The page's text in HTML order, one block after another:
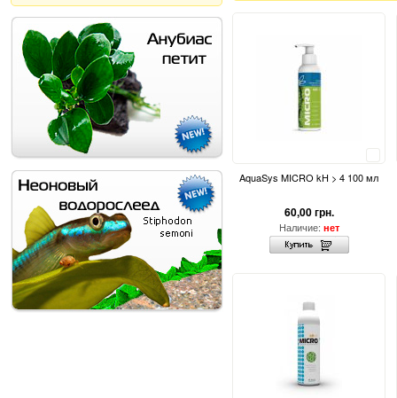
AquaSys MICRO kH > 4 100 мл
60,00 грн.
Наличие: нет